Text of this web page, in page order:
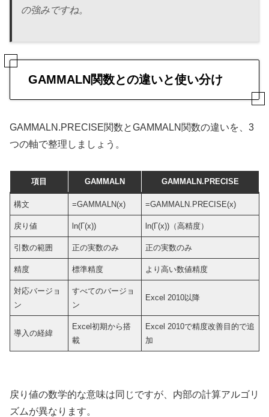
の強みですね。
GAMMALN関数との違いと使い分け
GAMMALN.PRECISE関数とGAMMALN関数の違いを、3
つの軸で整理しましょう。
項目 GAMMALN GAMMALN.PRECISE
構文 =GAMMALN(x) =GAMMALN.PRECISE(x)
戻り値 ln(Γ(x)) ln(Γ(x))（高精度）
引数の範囲 正の実数のみ 正の実数のみ
精度 標準精度 より高い数値精度
対応バージョ
ン
すべてのバージョ
ン
Excel 2010以降
導入の経緯
Excel初期から搭
載
Excel 2010で精度改善目的で追
加
戻り値の数学的な意味は同じですが、内部の計算アルゴリ
ズムが異なります。